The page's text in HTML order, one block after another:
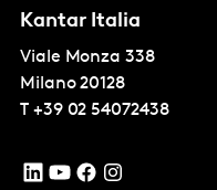
Kantar Italia
Viale Monza 338
Milano 20128
T +39 02 54072438